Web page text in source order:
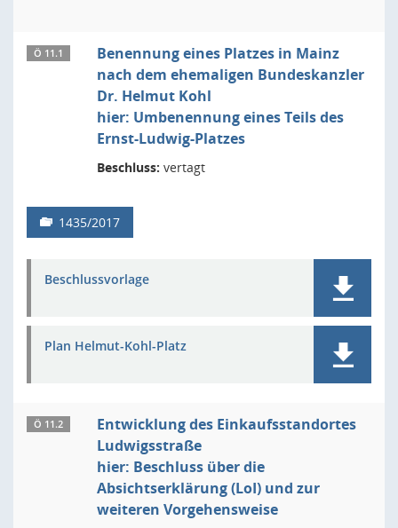
Ö 11.1
Benennung eines Platzes in Mainz
nach dem ehemaligen Bundeskanzler
Dr. Helmut Kohl
hier: Umbenennung eines Teils des
Ernst-Ludwig-Platzes
Beschluss: vertagt
1435/2017
Beschlussvorlage
Plan Helmut-Kohl-Platz
Ö 11.2
Entwicklung des Einkaufsstandortes
Ludwigsstraße
hier: Beschluss über die
Absichtserklärung (LoI) und zur
weiteren Vorgehensweise